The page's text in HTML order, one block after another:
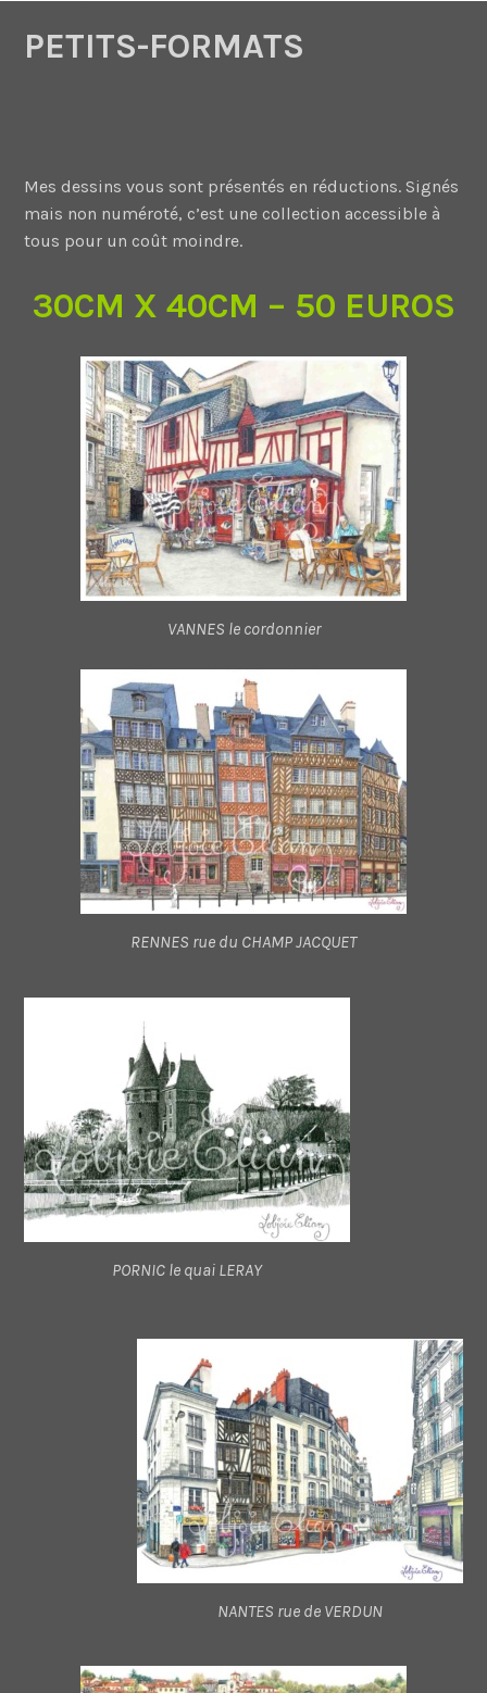
PETITS-FORMATS
Mes dessins vous sont présentés en réductions. Signés
mais non numéroté, c’est une collection accessible à
tous pour un coût moindre.
30CM X 40CM – 50 EUROS
VANNES le cordonnier
RENNES rue du CHAMP JACQUET
PORNIC le quai LERAY
NANTES rue de VERDUN